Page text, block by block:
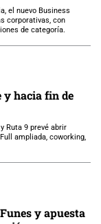
el nuevo Business
corporativas, con
de categoría.
y hacia fin de
Ruta 9 prevé abrir
ampliada, coworking,
y apuesta